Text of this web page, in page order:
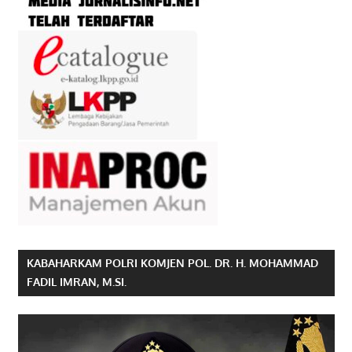
KABAHARKAM POLRI KOMJEN POL. DR. H. MOHAMMAD
FADIL IMRAN, M.SI.